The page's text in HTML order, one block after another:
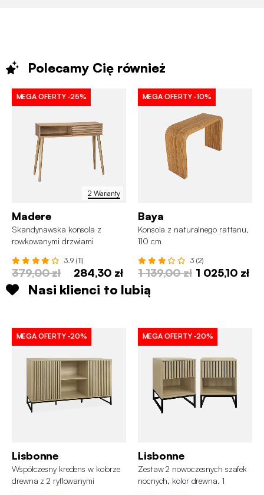
Polecamy Cię również
2 Warianty
MEGA OFERTY -25%
Madere
Skandynawska konsola z
rowkowanymi drzwiami
3.9 (11)
379,00 zł 284,30 zł
MEGA OFERTY -10%
Baya
Konsola z naturalnego rattanu,
110 cm
3 (2)
1 139,00 zł 1 025,10 zł
Nasi klienci to lubią
MEGA OFERTY -20%
Lisbonne
Współczesny kredens w kolorze
drewna z 2 ryflowanymi
MEGA OFERTY -20%
Lisbonne
Zestaw 2 nowoczesnych szafek
nocnych, kolor drewna, 1